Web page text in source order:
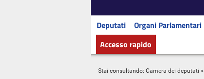
Deputati Organi Parlamentari
Accesso rapido
Stai consultando: Camera dei deputati >